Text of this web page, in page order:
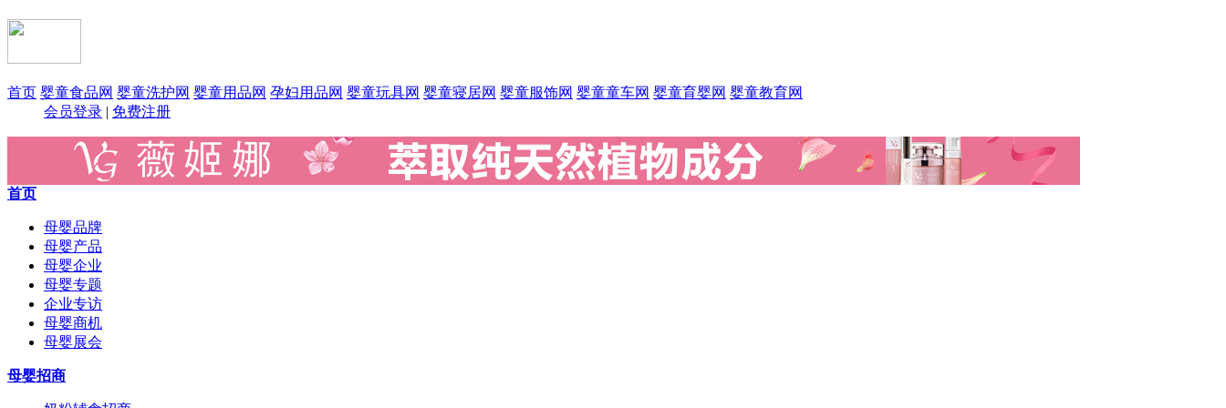
首页 婴童食品网 婴童洗护网 婴童用品网 孕妇用品网 婴童玩具网 婴童寝居网 婴童服饰网 婴童童车网 婴童育婴网 婴童教育网
会员登录 | 免费注册
首页
母婴品牌
母婴产品
母婴企业
母婴专题
企业专访
母婴商机
母婴展会
母婴招商